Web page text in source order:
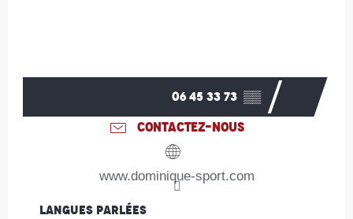
06 45 33 73 ▒▒
CONTACTEZ-NOUS
www.dominique-sport.com
Langues parlées
Langues parlées